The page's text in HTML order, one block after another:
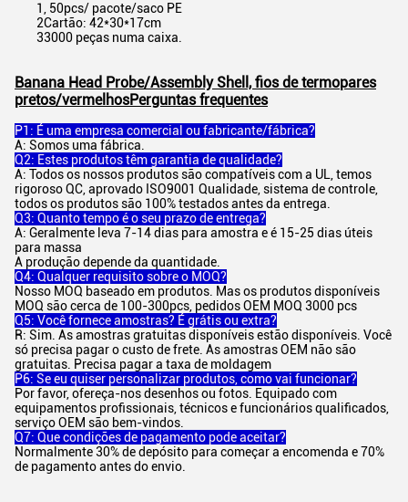
1, 50pcs/ pacote/saco PE
2Cartão: 42*30*17cm
33000 peças numa caixa.
Banana Head Probe/Assembly Shell, fios de termopares
pretos/vermelhosPerguntas frequentes
P1: É uma empresa comercial ou fabricante/fábrica?
A: Somos uma fábrica.
Q2: Estes produtos têm garantia de qualidade?
A: Todos os nossos produtos são compatíveis com a UL, temos
rigoroso QC, aprovado ISO9001 Qualidade, sistema de controle,
todos os produtos são 100% testados antes da entrega.
Q3: Quanto tempo é o seu prazo de entrega?
A: Geralmente leva 7-14 dias para amostra e é 15-25 dias úteis
para massa
A produção depende da quantidade.
Q4: Qualquer requisito sobre o MOQ?
Nosso MOQ baseado em produtos. Mas os produtos disponíveis
MOQ são cerca de 100-300pcs, pedidos OEM MOQ 3000 pcs
Q5: Você fornece amostras? É grátis ou extra?
R: Sim. As amostras gratuitas disponíveis estão disponíveis. Você
só precisa pagar o custo de frete. As amostras OEM não são
gratuitas. Precisa pagar a taxa de moldagem
P6: Se eu quiser personalizar produtos, como vai funcionar?
Por favor, ofereça-nos desenhos ou fotos. Equipado com
equipamentos profissionais, técnicos e funcionários qualificados,
serviço OEM são bem-vindos.
Q7: Que condições de pagamento pode aceitar?
Normalmente 30% de depósito para começar a encomenda e 70%
de pagamento antes do envio.